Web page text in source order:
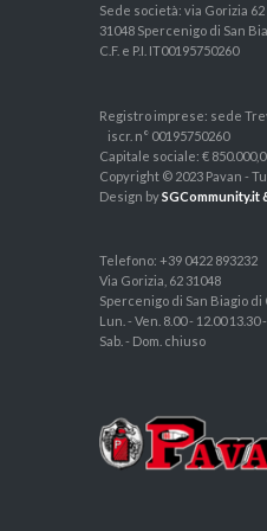
Sede società: via Gorizia 62
31048 Spercenigo di San
C.F. e P.I. IT00195750260
Registro imprese: sede
iscr. n° 00195750260
Capitale sociale: €
Copyright © 2023 Pavan -
Design bySGCommunity.it
Telefono: +39 0422 893232
Via Gorizia, 62 31048
Spercenigo di San Biagio di
Lun. - Ven. 8.00 - 12.00 13.30
Sab. - Dom. chiuso